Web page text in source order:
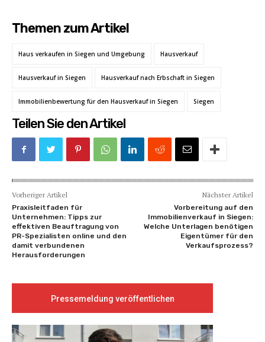
Themen zum Artikel
Haus verkaufen in Siegen und Umgebung Hausverkauf
Hausverkauf in Siegen Hausverkauf nach Erbschaft in Siegen
Immobilienbewertung für den Hausverkauf in Siegen Siegen
Teilen Sie den Artikel
Vorheriger Artikel
Praxisleitfaden für
Unternehmen: Tipps zur
effektiven Beauftragung von
PR-Spezialisten online und den
damit verbundenen
Herausforderungen
Nächster Artikel
Vorbereitung auf den
Immobilienverkauf in Siegen:
Welche Unterlagen benötigen
Eigentümer für den
Verkaufsprozess?
Pressemeldung veröffentlichen